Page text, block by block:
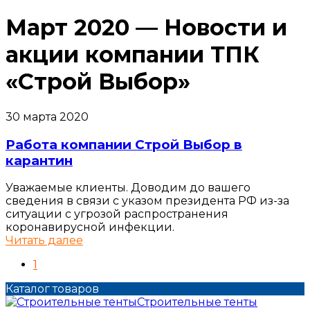
Март 2020 — Новости и
акции компании ТПК
«Строй Выбор»
30 марта 2020
Работа компании Строй Выбор в
карантин
Уважаемые клиенты. Доводим до вашего
сведения в связи с указом президента РФ из-за
ситуации с угрозой распространения
коронавирусной инфекции.
Читать далее
1
Каталог товаров
Строительные тенты